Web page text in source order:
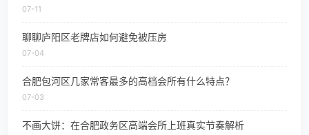
07-11
聊聊庐阳区老牌店如何避免被压房
07-04
合肥包河区几家常客最多的高档会所有什么特点？
07-03
不画大饼：在合肥政务区高端会所上班真实节奏解析